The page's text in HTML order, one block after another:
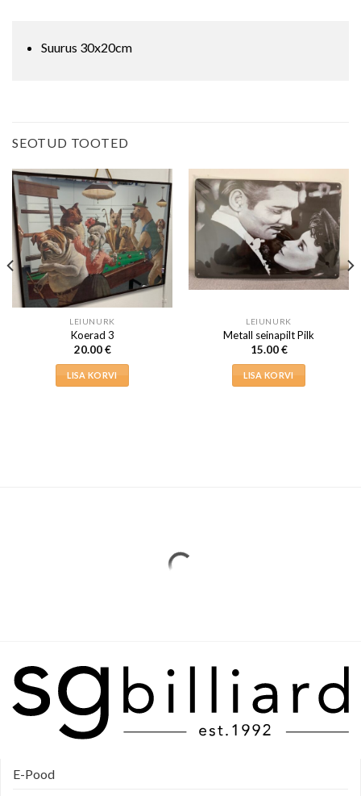
Suurus 30x20cm
SEOTUD TOOTED
LEIUNURK
Koerad 3
20.00€
LISA KORVI
LEIUNURK
Metall seinapilt Pilk
15.00€
LISA KORVI
E-Pood